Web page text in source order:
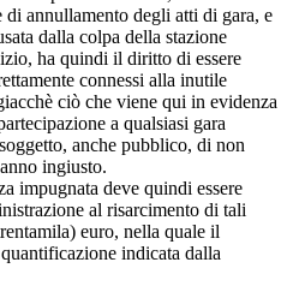
annullamento degli atti di gara, e
dalla colpa della stazione
ha quindi il diritto di essere
connessi alla inutile
ciò che viene qui in evidenza
a qualsiasi gara
anche pubblico, di non
ingiusto.
impugnata deve quindi essere
al risarcimento di tali
euro, nella quale il
indicata dalla